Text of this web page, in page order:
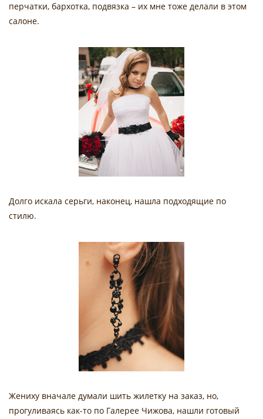
перчатки, бархотка, подвязка – их мне тоже делали в этом
салоне.
Долго искала серьги, наконец, нашла подходящие по
стилю.
Жениху вначале думали шить жилетку на заказ, но,
прогуливаясь как-то по Галерее Чижова, нашли готовый